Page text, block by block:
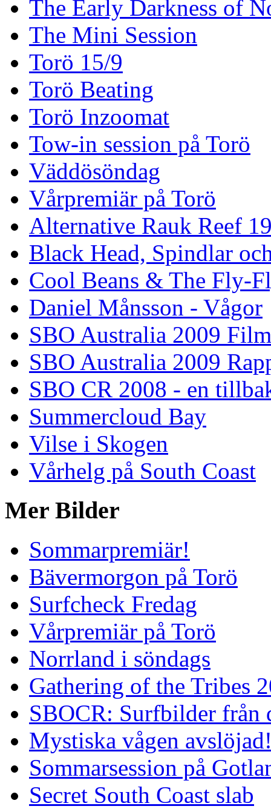
The Early Darkness of
The Mini Session
Torö 15/9
Torö Beating
Torö Inzoomat
Tow-in session på Torö
Väddösöndag
Vårpremiär på Torö
Alternative Rauk Reef
Black Head, Spindlar
Cool Beans & The Fly-
Daniel Månsson - Vågor
SBO Australia 2009 Film
SBO Australia 2009
SBO CR 2008 - en
Summercloud Bay
Vilse i Skogen
Vårhelg på South Coast
Mer Bilder
Sommarpremiär!
Bävermorgon på Torö
Surfcheck Fredag
Vårpremiär på Torö
Norrland i söndags
Gathering of the Tribes
SBOCR: Surfbilder från
Mystiska vågen
Sommarsession på
Secret South Coast slab